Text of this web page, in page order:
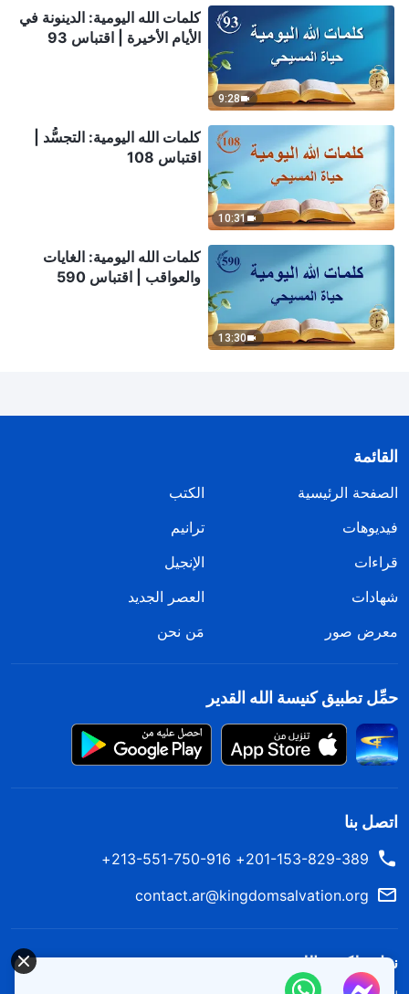
9:28
كلمات الله اليومية: الدينونة في
الأيام الأخيرة | اقتباس 93
10:31
كلمات الله اليومية: التجسُّد |
اقتباس 108
13:30
كلمات الله اليومية: الغايات
والعواقب | اقتباس 590
القائمة
الصفحة الرئيسية
الكتب
فيديوهات
ترانيم
قراءات
الإنجيل
شهادات
العصر الجديد
معرض صور
مَن نحن
حمِّل تطبيق كنيسة الله القدير
اتصل بنا
201-153-829-389+ 213-551-750-916+
contact.ar@kingdomsalvation.org
نزل ملكوت الله.